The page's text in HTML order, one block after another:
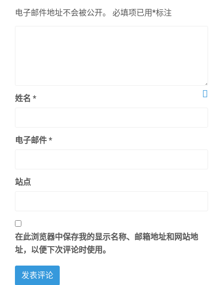
电子邮件地址不会被公开。 必填项已用*标注
姓名 *
电子邮件 *
站点
在此浏览器中保存我的显示名称、邮箱地址和网站地
址，以便下次评论时使用。